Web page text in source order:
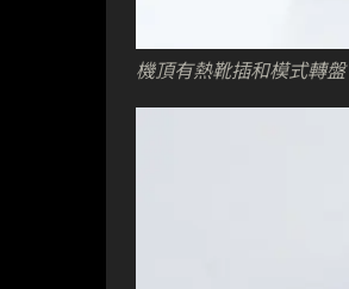
機頂有熱靴插和模式轉